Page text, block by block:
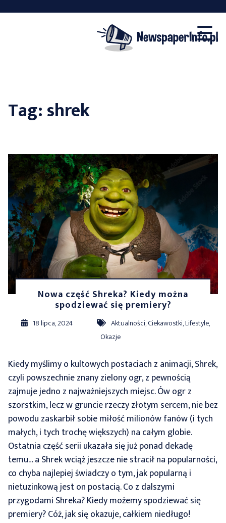
☰
×
Tag:shrek
Nowa część Shreka? Kiedy można
spodziewać się premiery?
18 lipca, 2024 Aktualności,Ciekawostki,Lifestyle,
Okazje
Kiedy myślimy o kultowych postaciach z animacji, Shrek,
czyli powszechnie znany zielony ogr, z pewnością
zajmuje jedno z najważniejszych miejsc. Ów ogr z
szorstkim, lecz w gruncie rzeczy złotym sercem, nie bez
powodu zaskarbił sobie miłość milionów fanów (i tych
małych, i tych trochę większych) na całym globie.
Ostatnia część serii ukazała się już ponad dekadę
temu… a Shrek wciąż jeszcze nie stracił na popularności,
co chyba najlepiej świadczy o tym, jak popularną i
nietuzinkową jest on postacią. Co z dalszymi
przygodami Shreka? Kiedy możemy spodziewać się
premiery? Cóż, jak się okazuje, całkiem niedługo!